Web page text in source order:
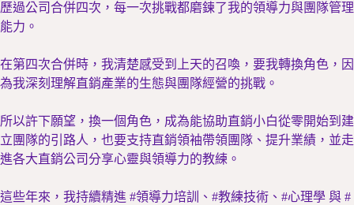
歷過公司合併四次，每一次挑戰都磨鍊了我的領導力與團隊管理
能力。
在第四次合併時，我清楚感受到上天的召喚，要我轉換角色，因
為我深刻理解直銷產業的生態與團隊經營的挑戰。
所以許下願望，換一個角色，成為能協助直銷小白從零開始到建
立團隊的引路人，也要支持直銷領袖帶領團隊、提升業績，並走
進各大直銷公司分享心靈與領導力的教練。
這些年來，我持續精進 #領導力培訓、#教練技術、#心理學 與 #